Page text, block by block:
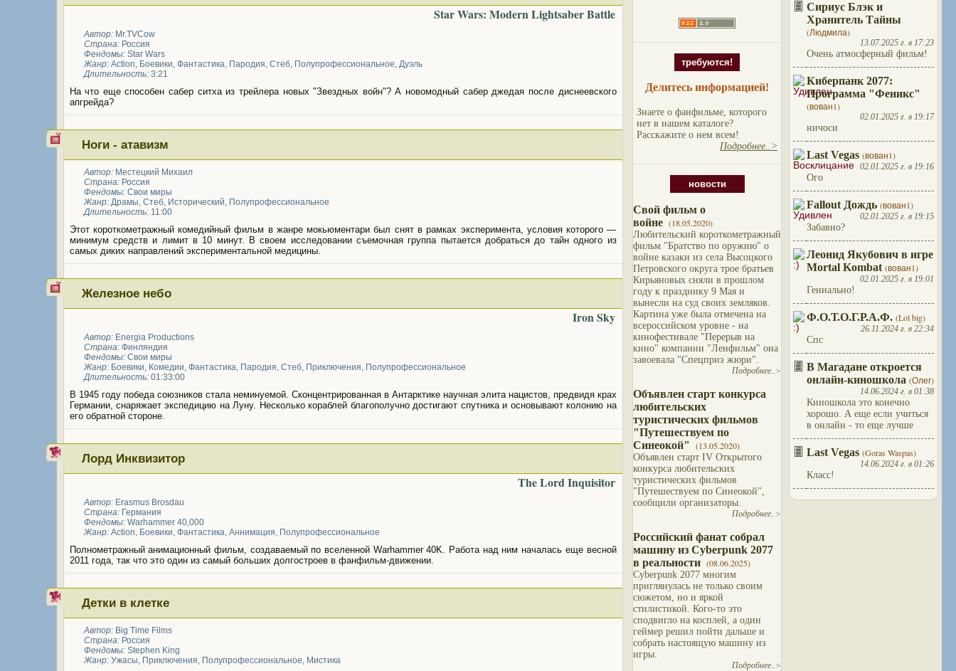
требуются!
Делитесь информацией!
Знаете о фанфильме, которого
нет в нашем каталоге?
Расскажите о нем всем!
Подробнее..>
новости
Свой фильм о
войне (18.05.2020)
Любительский короткометражный
фильм "Братство по оружию" о
войне казаки из села Высоцкого
Петровского округа трое братьев
Кирьяновых сняли в прошлом
году к празднику 9 Мая и
вынесли на суд своих земляков.
Картина уже была отмечена на
всероссийском уровне - на
кинофестивале "Перерыв на
кино" компании "Ленфильм" она
завоевала "Спецприз жюри".
Подробнее..>
Объявлен старт конкурса
любительских
туристических фильмов
"Путешествуем по
Синеокой"
(13.05.2020)
Объявлен старт IV Открытого
конкурса любительских
туристических фильмов
"Путешествуем по Синеокой",
сообщили организаторы.
Подробнее..>
Российский фанат собрал
машину из Cyberpunk 2077
в реальности (08.06.2025)
Cyberpunk 2077 многим
приглянулась не только своим
сюжетом, но и яркой
стилистикой. Кого-то это
сподвигло на косплей, а один
геймер решил пойти дальше и
собрать настоящую машину из
игры.
Подробнее..>
Сириус Блэк и
Хранитель Тайны
(Людмила)
13.07.2025 г. в 17:23
Очень атмосферный фильм!
Киберпанк 2077:
Программа "Феникс"
(вован1)
02.01.2025 г. в 19:17
ничоси
Last Vegas (вован1)
02.01.2025 г. в 19:16
Ого
Fallout Дождь (вован1)
02.01.2025 г. в 19:15
Забавно?
Леонид Якубович в игре
Mortal Kombat (вован1)
02.01.2025 г. в 19:01
Гениально!
Ф.О.Т.О.Г.Р.А.Ф. (Lol big)
26.11.2024 г. в 22:34
Спс
В Магадане откроется
онлайн-киношкола (Олег)
14.06.2024 г. в 01:38
Киношкола это конечно
хорошо. А еще если учиться
в онлайн - то еще лучше
Last Vegas (Goras Waspas)
14.06.2024 г. в 01:26
Класс!
Star Wars: Modern Lightsaber Battle
Автор: Mr.TVCow
Страна:Россия
Фендомы: Star Wars
Жанр: Action, Боевики, Фантастика, Пародия, Стеб, Полупрофессиональное, Дуэль
Длительность:3:21
На что еще способен сабер ситха из трейлера новых "Звездных войн"? А новомодный сабер джедая после диснеевского
апгрейда?
Ноги - атавизм
Автор: Местецкий Михаил
Страна:Россия
Фендомы: Свои миры
Жанр: Драмы, Стеб, Исторический, Полупрофессиональное
Длительность:11:00
Этот короткометражный комедийный фильм в жанре мокьюментари был снят в рамках эксперимента, условия которого —
минимум средств и лимит в 10 минут. В своем исследовании съемочная группа пытается добраться до тайн одного из
самых диких направлений экспериментальной медицины.
Железное небо
Iron Sky
Автор: Energia Productions
Страна:Финляндия
Фендомы: Свои миры
Жанр: Боевики, Комедии, Фантастика, Пародия, Стеб, Приключения, Полупрофессиональное
Длительность:01:33:00
В 1945 году победа союзников стала неминуемой. Сконцентрированная в Антарктике научная элита нацистов, предвидя крах
Германии, снаряжает экспедицию на Луну. Несколько кораблей благополучно достигают спутника и основывают колонию на
его обратной стороне.
Лорд Инквизитор
The Lord Inquisitor
Автор: Erasmus Brosdau
Страна:Германия
Фендомы: Warhammer 40,000
Жанр: Action, Боевики, Фантастика, Аннимация, Полупрофессиональное
Полнометражный анимационный фильм, создаваемый по вселенной Warhammer 40K. Работа над ним началась еще весной
2011 года, так что это один из самый больших долгостроев в фанфильм-движении.
Детки в клетке
Автор: Big Time Films
Страна:Россия
Фендомы: Stephen King
Жанр: Ужасы, Приключения, Полупрофессиональное, Мистика